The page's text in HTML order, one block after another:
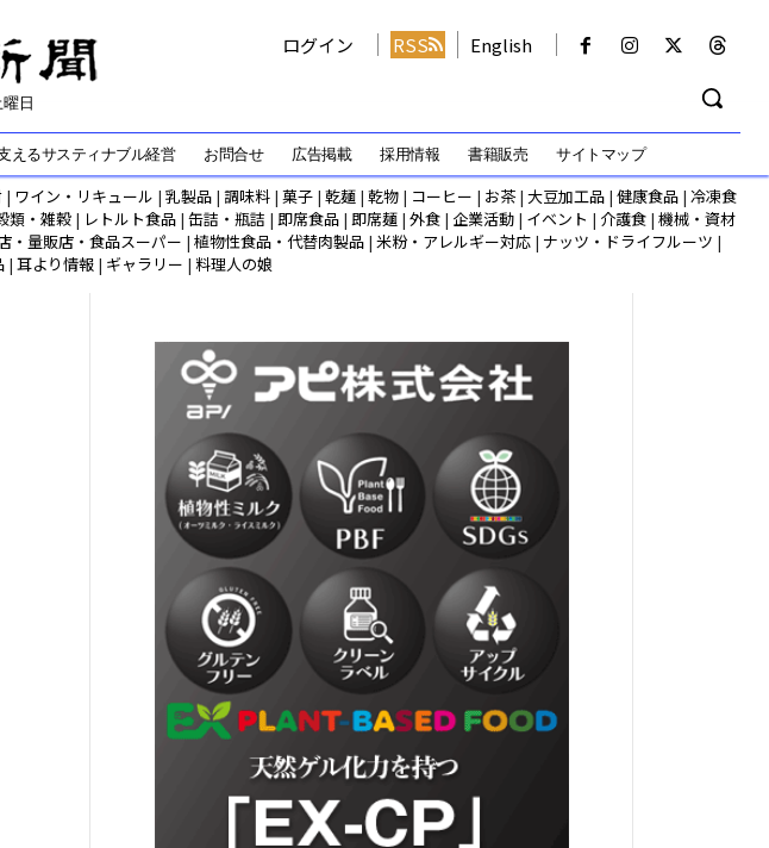
曜日
ログイン RSS English
えるサスティナブル経営 お問合せ 広告掲載 採用情報 書籍販売 サイトマップ
| ワイン・リキュール | 乳製品 | 調味料 | 菓子 | 乾麺 | 乾物 | コーヒー | お茶 | 大豆加工品 | 健康食品 | 冷凍食
類・雑穀 | レトルト食品 | 缶詰・瓶詰 | 即席食品 | 即席麺 | 外食 | 企業活動 | イベント | 介護食 | 機械・資材
・量販店・食品スーパー | 植物性食品・代替肉製品 | 米粉・アレルギー対応 | ナッツ・ドライフルーツ |
| 耳より情報 | ギャラリー | 料理人の娘